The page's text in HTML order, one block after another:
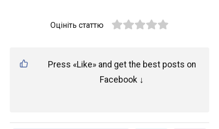
Оцініть статтю
Press «Like» and get the best posts on
Facebook ↓